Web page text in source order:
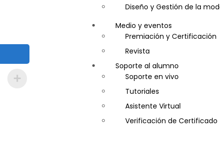
Diseño y Gestión de la
Entrenador Personal y
Gastronomía
Gestor de Crédito y
Guía de Turismo
Inglés Americano
Marketing y Publicidad
Medio Ambiente y Seguridad
Plataforma Bancaria y
Medio y eventos
Premiación y Certificación
Revista
Soporte al alumno
Soporte en vivo
Tutoriales
Asistente Virtual
Verificación de Certificado